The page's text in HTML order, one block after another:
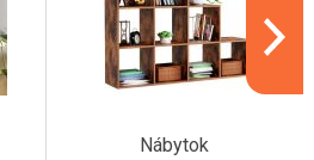
Nábytok